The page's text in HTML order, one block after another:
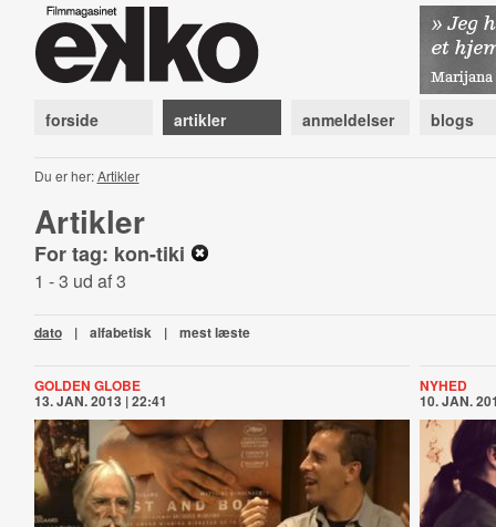
forside artikler anmeldelser blogs
Du er her:Artikler
Artikler
For tag: kon-tiki
1 - 3 ud af 3
dato | alfabetisk | mest læste
GOLDEN GLOBE
13. JAN. 2013 | 22:41
NYHED
10. JAN.